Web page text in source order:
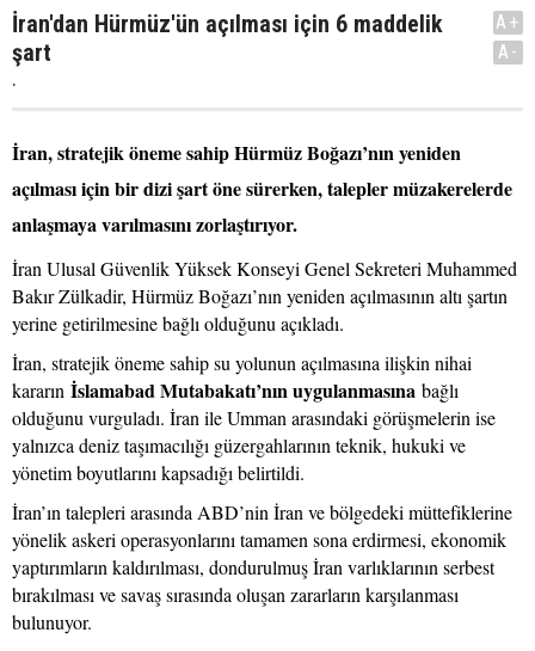
İran'dan Hürmüz'ün açılması için 6 maddelik
şart
.
A+
A-
İran, stratejik öneme sahip Hürmüz Boğazı’nın yeniden
açılması için bir dizi şart öne sürerken, talepler müzakerelerde
anlaşmaya varılmasını zorlaştırıyor.
İran Ulusal Güvenlik Yüksek Konseyi Genel Sekreteri Muhammed
Bakır Zülkadir, Hürmüz Boğazı’nın yeniden açılmasının altı şartın
yerine getirilmesine bağlı olduğunu açıkladı.
İran, stratejik öneme sahip su yolunun açılmasına ilişkin nihai
kararın İslamabad Mutabakatı’nın uygulanmasına bağlı
olduğunu vurguladı. İran ile Umman arasındaki görüşmelerin ise
yalnızca deniz taşımacılığı güzergahlarının teknik, hukuki ve
yönetim boyutlarını kapsadığı belirtildi.
İran’ın talepleri arasında ABD’nin İran ve bölgedeki müttefiklerine
yönelik askeri operasyonlarını tamamen sona erdirmesi, ekonomik
yaptırımların kaldırılması, dondurulmuş İran varlıklarının serbest
bırakılması ve savaş sırasında oluşan zararların karşılanması
bulunuyor.